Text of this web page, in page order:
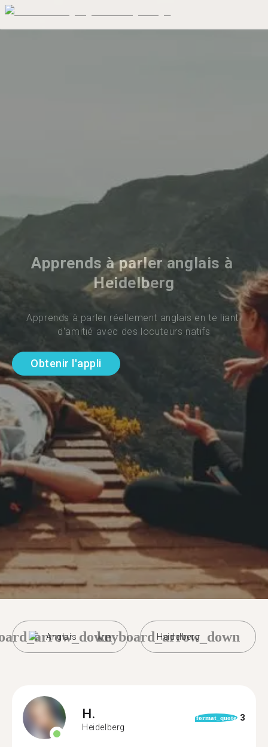
Apprends à parler anglais à
Heidelberg
Apprends à parler réellement anglais en te liant
d'amitié avec des locuteurs natifs
Obtenir l'appli
Anglais Heidelberg
keyboard_arrow_down
H.
Heidelberg
format_quote 3